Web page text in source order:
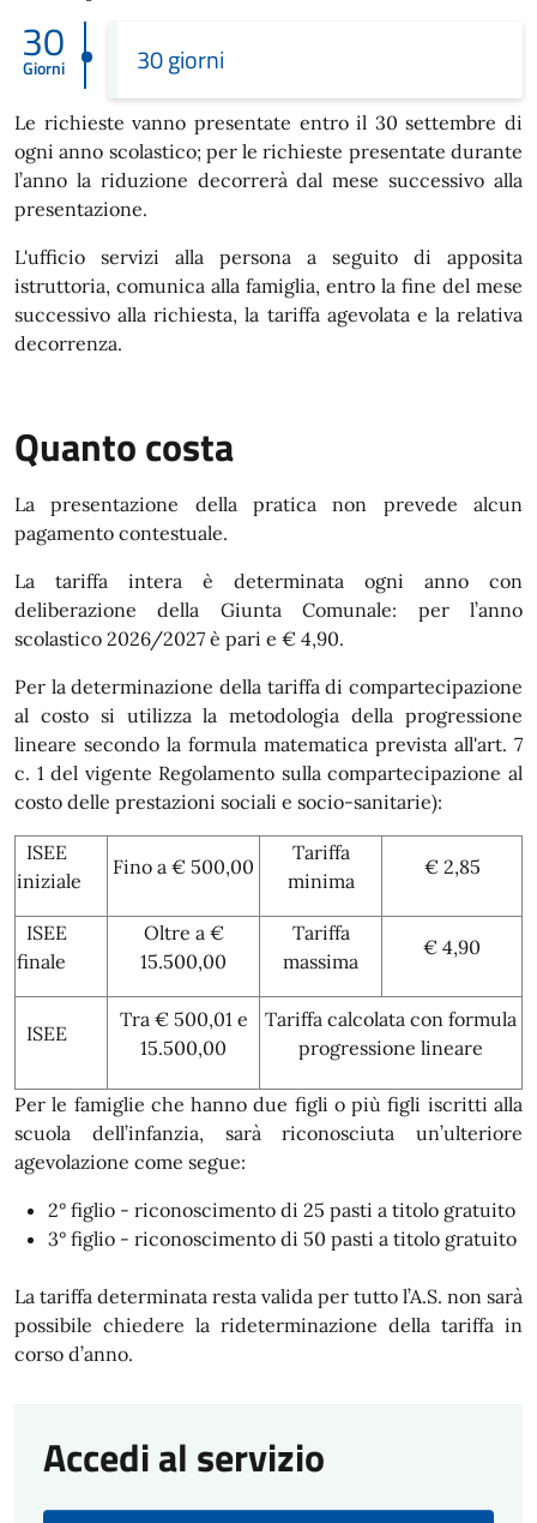
30
Giorni 30 giorni
Le richieste vanno presentate entro il 30 settembre di
ogni anno scolastico; per le richieste presentate durante
l’anno la riduzione decorrerà dal mese successivo alla
presentazione.
L'ufficio servizi alla persona a seguito di apposita
istruttoria, comunica alla famiglia, entro la fine del mese
successivo alla richiesta, la tariffa agevolata e la relativa
decorrenza.
Quanto costa
La presentazione della pratica non prevede alcun
pagamento contestuale.
La tariffa intera è determinata ogni anno con
deliberazione della Giunta Comunale: per l’anno
scolastico 2026/2027 è pari e € 4,90.
Per la determinazione della tariffa di compartecipazione
al costo si utilizza la metodologia della progressione
lineare secondo la formula matematica prevista all'art. 7
c. 1 del vigente Regolamento sulla compartecipazione al
costo delle prestazioni sociali e socio-sanitarie):
ISEE
iniziale
Fino a € 500,00
Tariffa
minima
€ 2,85
ISEE
finale
Oltre a €
15.500,00
Tariffa
massima
€ 4,90
ISEE
Tra € 500,01 e
15.500,00
Tariffa calcolata con formula
progressione lineare
Per le famiglie che hanno due figli o più figli iscritti alla
scuola dell’infanzia, sarà riconosciuta un’ulteriore
agevolazione come segue:
2° figlio - riconoscimento di 25 pasti a titolo gratuito
3° figlio - riconoscimento di 50 pasti a titolo gratuito
La tariffa determinata resta valida per tutto l’A.S. non sarà
possibile chiedere la rideterminazione della tariffa in
corso d’anno.
Accedi al servizio